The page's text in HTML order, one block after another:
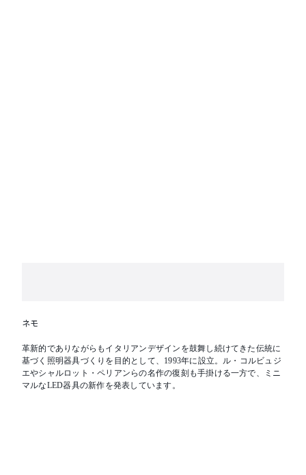
ネモ
革新的でありながらもイタリアンデザインを鼓舞し続けてきた伝統に
基づく照明器具づくりを目的として、1993年に設立。ル・コルビュジ
エやシャルロット・ペリアンらの名作の復刻も手掛ける一方で、ミニ
マルなLED器具の新作を発表しています。